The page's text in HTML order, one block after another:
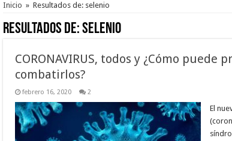
Inicio » Resultados de: selenio
Resultados de:selenio
CORONAVIRUS, todos y ¿Cómo puede
combatirlos?
febrero 16, 2020 2
El